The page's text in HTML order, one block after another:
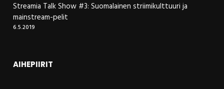
Streamia Talk Show #3: Suomalainen striimikulttuuri ja
mainstream-pelit
6.5.2019
AIHEPIIRIT